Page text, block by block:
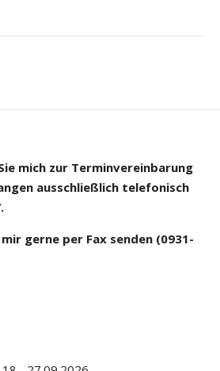
mich zur Terminvereinbarung
ausschließlich telefonisch
gerne per Fax senden (0931-